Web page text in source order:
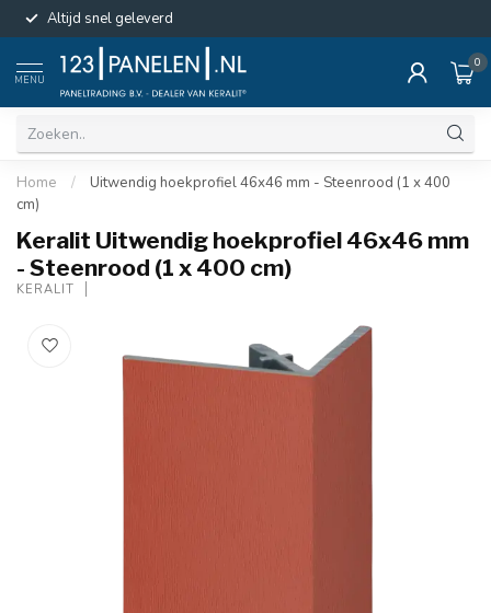
Altijd snel geleverd
MENU
0
Home /
Uitwendig hoekprofiel 46x46 mm - Steenrood (1 x 400
cm)
Keralit Uitwendig hoekprofiel 46x46 mm
- Steenrood (1 x 400 cm)
KERALIT